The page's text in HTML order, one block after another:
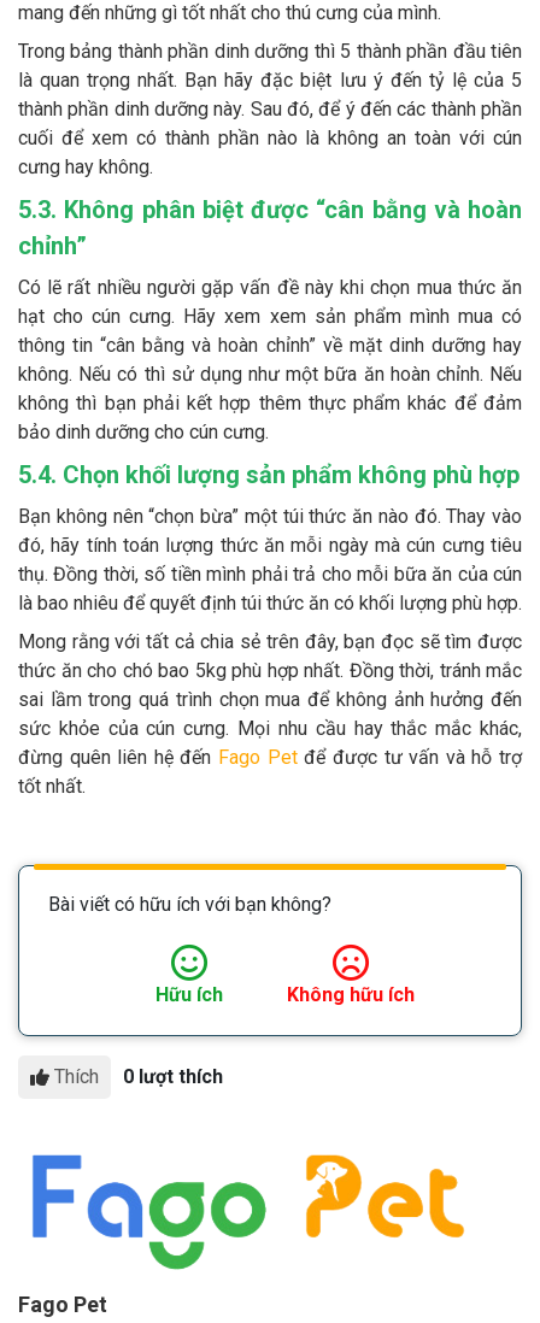
mang đến những gì tốt nhất cho thú cưng của mình.
Trong bảng thành phần dinh dưỡng thì 5 thành phần đầu tiên
là quan trọng nhất. Bạn hãy đặc biệt lưu ý đến tỷ lệ của 5
thành phần dinh dưỡng này. Sau đó, để ý đến các thành phần
cuối để xem có thành phần nào là không an toàn với cún
cưng hay không.
5.3. Không phân biệt được “cân bằng và hoàn
chỉnh”
Có lẽ rất nhiều người gặp vấn đề này khi chọn mua thức ăn
hạt cho cún cưng. Hãy xem xem sản phẩm mình mua có
thông tin “cân bằng và hoàn chỉnh” về mặt dinh dưỡng hay
không. Nếu có thì sử dụng như một bữa ăn hoàn chỉnh. Nếu
không thì bạn phải kết hợp thêm thực phẩm khác để đảm
bảo dinh dưỡng cho cún cưng.
5.4. Chọn khối lượng sản phẩm không phù hợp
Bạn không nên “chọn bừa” một túi thức ăn nào đó. Thay vào
đó, hãy tính toán lượng thức ăn mỗi ngày mà cún cưng tiêu
thụ. Đồng thời, số tiền mình phải trả cho mỗi bữa ăn của cún
là bao nhiêu để quyết định túi thức ăn có khối lượng phù hợp.
Mong rằng với tất cả chia sẻ trên đây, bạn đọc sẽ tìm được
thức ăn cho chó bao 5kg phù hợp nhất. Đồng thời, tránh mắc
sai lầm trong quá trình chọn mua để không ảnh hưởng đến
sức khỏe của cún cưng. Mọi nhu cầu hay thắc mắc khác,
đừng quên liên hệ đến Fago Petđể được tư vấn và hỗ trợ
tốt nhất.
Bài viết có hữu ích với bạn không?
Hữu ích Không hữu ích
Thích 0 lượt thích
Fago Pet